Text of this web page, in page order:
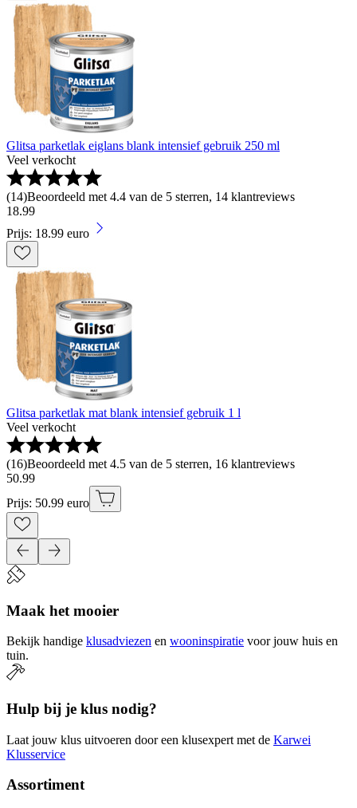
Glitsa parketlak eiglans blank intensief gebruik 250 ml
Veel verkocht
(14)Beoordeeld met 4.4 van de 5 sterren, 14 klantreviews
18.99
Prijs: 18.99 euro
Glitsa parketlak mat blank intensief gebruik 1 l
Veel verkocht
(16)Beoordeeld met 4.5 van de 5 sterren, 16 klantreviews
50.99
Prijs: 50.99 euro
Maak het mooier
Bekijk handige klusadviezen en wooninspiratie voor jouw huis en
tuin.
Hulp bij je klus nodig?
Laat jouw klus uitvoeren door een klusexpert met de Karwei
Klusservice
Assortiment